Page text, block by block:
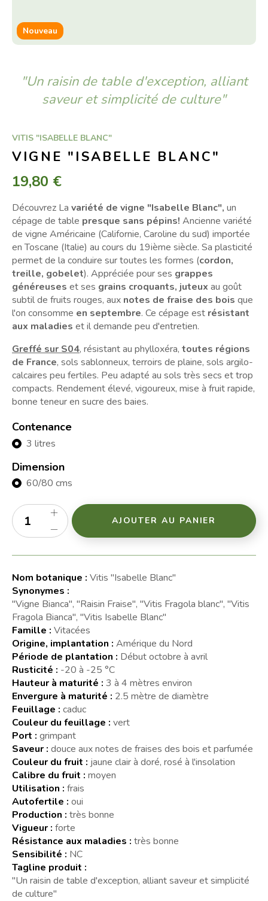
Nouveau
"Un raisin de table d'exception, alliant
saveur et simplicité de culture"
VITIS "ISABELLE BLANC"
VIGNE "ISABELLE BLANC"
19,80 €
Découvrez La variété de vigne "Isabelle Blanc", un
cépage de table presque sans pépins! Ancienne variété
de vigne Américaine (Californie, Caroline du sud) importée
en Toscane (Italie) au cours du 19ième siècle. Sa plasticité
permet de la conduire sur toutes les formes (cordon,
treille, gobelet). Appréciée pour ses grappes
généreuses et ses grains croquants, juteux au goût
subtil de fruits rouges, aux notes de fraise des bois que
l'on consomme en septembre. Ce cépage est résistant
aux maladies et il demande peu d'entretien.
Greffé sur S04, résistant au phylloxéra, toutes régions
de France, sols sablonneux, terroirs de plaine, sols argilo-
calcaires peu fertiles. Peu adapté au sols très secs et trop
compacts. Rendement élevé, vigoureux, mise à fruit rapide,
bonne teneur en sucre des baies.
Contenance
3 litres
Dimension
60/80 cms
AJOUTER AU PANIER
Nom botanique : Vitis "Isabelle Blanc"
Synonymes :
"Vigne Bianca", "Raisin Fraise", "Vitis Fragola blanc", "Vitis
Fragola Bianca", "Vitis Isabelle Blanc"
Famille : Vitacées
Origine, implantation : Amérique du Nord
Période de plantation : Début octobre à avril
Rusticité : -20 à -25 °C
Hauteur à maturité : 3 à 4 mètres environ
Envergure à maturité : 2.5 mètre de diamètre
Feuillage : caduc
Couleur du feuillage : vert
Port : grimpant
Saveur : douce aux notes de fraises des bois et parfumée
Couleur du fruit : jaune clair à doré, rosé à l'insolation
Calibre du fruit : moyen
Utilisation : frais
Autofertile : oui
Production : très bonne
Vigueur : forte
Résistance aux maladies : très bonne
Sensibilité : NC
Tagline produit :
"Un raisin de table d'exception, alliant saveur et simplicité
de culture"